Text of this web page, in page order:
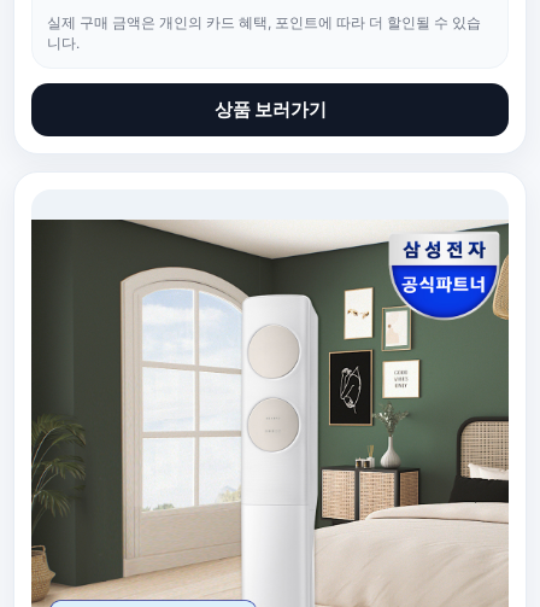
실제 구매 금액은 개인의 카드 혜택, 포인트에 따라 더 할인될 수 있습
니다.
상품 보러가기